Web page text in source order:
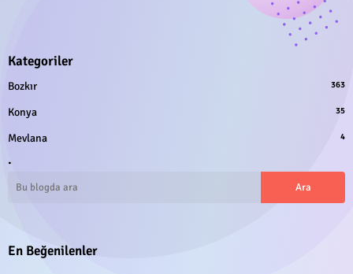
Kategoriler
Bozkır 363
Konya 35
Mevlana 4
.
En Beğenilenler